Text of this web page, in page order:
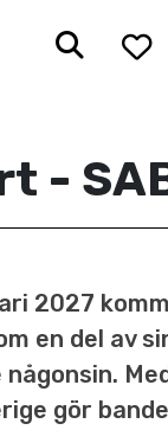
Sök
-
2027
en del av
gör